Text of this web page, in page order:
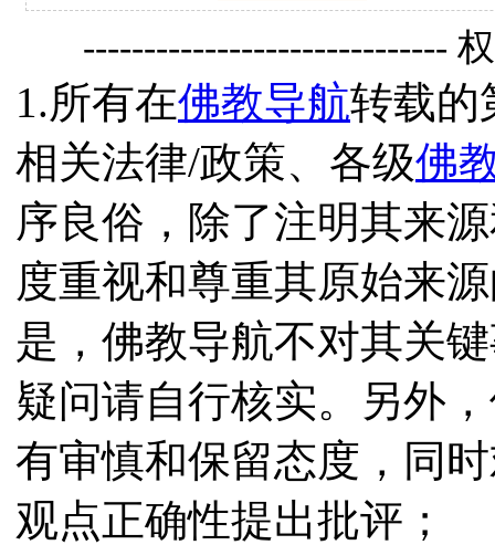
------------------------------
1.所有在佛教导航转载的
相关法律/政策、各级佛
序良俗，除了注明其来
度重视和尊重其原始来
是，佛教导航不对其关
疑问请自行核实。另外
有审慎和保留态度，同
观点正确性提出批评；